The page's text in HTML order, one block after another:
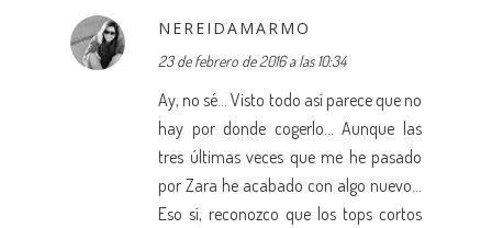
NEREIDAMARMO
23 de febrero de 2016 a las 10:34
Ay, no sé... Visto todo así parece que no
hay por donde cogerlo... Aunque las
tres últimas veces que me he pasado
por Zara he acabado con algo nuevo...
Eso sí, reconozco que los tops cortos